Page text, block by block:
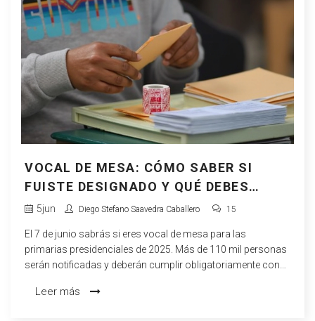
VOCAL DE MESA: CÓMO SABER SI
FUISTE DESIGNADO Y QUÉ DEBES
HACER PARA LAS PRIMARIAS 2025 EN
5jun Diego Stefano Saavedra Caballero 15
El 7 de junio sabrás si eres vocal de mesa para las
primarias presidenciales de 2025. Más de 110 mil personas
serán notificadas y deberán cumplir obligatoriamente con
sea voluntaria. El Servel gestiona el proceso y advierte de
Leer más